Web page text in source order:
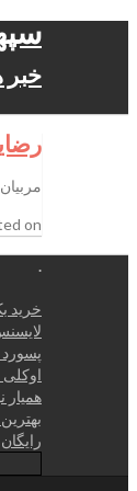
خبر
on
.
خرید
لایسنس
پسورد
اوکلی
همیار
رایگان